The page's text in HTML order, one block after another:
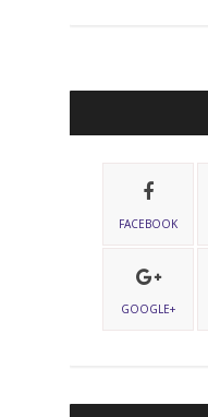
FACEBOOK
GOOGLE+